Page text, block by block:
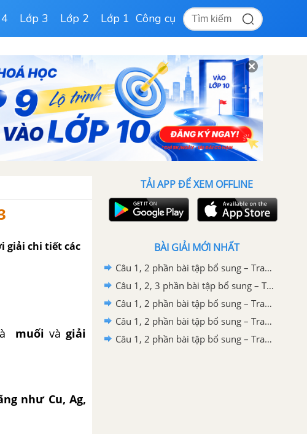
Lớp 3 Lớp 2 Lớp 1 Công cụ
giải chi tiết các
muối và giải
như Cu, Ag,
TẢI APP ĐỂ XEM OFFLINE
BÀI GIẢI MỚI NHẤT
Câu 1, 2 phần bài tập bổ sung – Trang 61 Vở bài tập hoá 9
Câu 1, 2, 3 phần bài tập bổ sung – Trang 141 Vở bài tập hoá 9
Câu 1, 2 phần bài tập bổ sung – Trang 138 Vở bài tập hoá 9
Câu 1, 2 phần bài tập bổ sung – Trang 136 Vở bài tập hoá 9
Câu 1, 2 phần bài tập bổ sung – Trang 133 Vở bài tập hoá 9